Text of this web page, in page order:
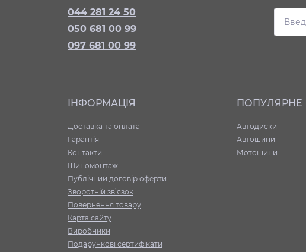
044 281 24 50
050 681 00 99
097 681 00 99
ІНФОРМАЦІЯ
Доставка та оплата
Гарантія
Контакти
Шиномонтаж
Публічний договір оферти
Зворотній зв’язок
Повернення товару
Карта сайту
Виробники
Подарункові сертифікати
ПОПУЛЯРНЕ
Автодиски
Автошини
Мотошини